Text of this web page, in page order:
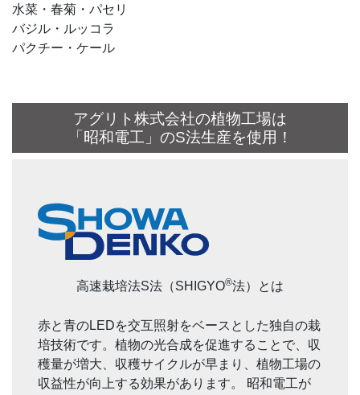
水菜・春菊・パセリ
バジル・ルッコラ
パクチー・ケール
アグリト株式会社の植物工場は
「昭和電工」のS法生産を使用！
高速栽培法S法（SHIGYO®法）とは
赤と青のLEDを交互照射をベースとした独自の栽
培技術です。植物の光合成を促進することで、収
穫量が増大、収穫サイクルが早まり、植物工場の
収益性が向上する効果があります。 昭和電工が